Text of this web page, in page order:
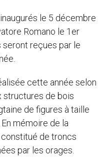
le 5 décembre
Romano le 1er
reçues par le
cette année selon
structures de bois
de figures à taille
mémoire de la
constitué de troncs
par les orages.